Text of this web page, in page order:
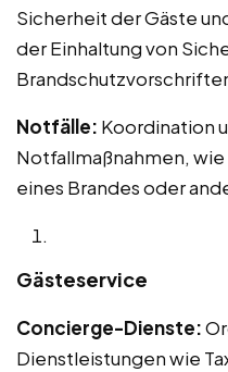
Sicherheit der Gäste
der Einhaltung von
Notfälle: Koordination
Notfallmaßnahmen, wie
eines Brandes oder
Gästeservice
Concierge-Dienste:
Dienstleistungen wie